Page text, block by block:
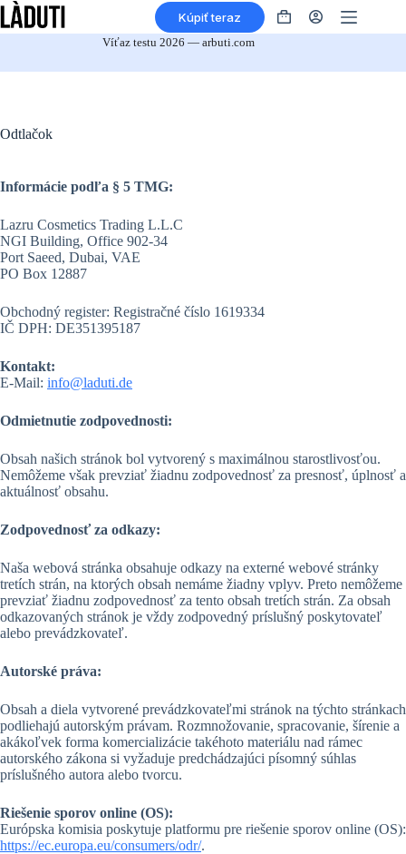
Prejsť
na
Kúpiť teraz
Nákupný
Víťaz testu 2026 — arbuti.com
Odtlačok
Informácie podľa § 5 TMG:
Lazru Cosmetics Trading L.L.C
NGI Building, Office 902-34
Port Saeed, Dubai, VAE
PO Box 12887
Obchodný register: Registračné číslo 1619334
IČ DPH: DE351395187
Kontakt:
E-Mail: info@laduti.de
Odmietnutie zodpovednosti:
Obsah našich stránok bol vytvorený s maximálnou starostlivosťou.
Nemôžeme však prevziať žiadnu zodpovednosť za presnosť, úplnosť a
aktuálnosť obsahu.
Zodpovednosť za odkazy:
Naša webová stránka obsahuje odkazy na externé webové stránky
tretích strán, na ktorých obsah nemáme žiadny vplyv. Preto nemôžeme
prevziať žiadnu zodpovednosť za tento obsah tretích strán. Za obsah
odkazovaných stránok je vždy zodpovedný príslušný poskytovateľ
alebo prevádzkovateľ.
Autorské práva:
Obsah a diela vytvorené prevádzkovateľmi stránok na týchto stránkach
podliehajú autorským právam. Rozmnožovanie, spracovanie, šírenie a
akákoľvek forma komercializácie takéhoto materiálu nad rámec
autorského zákona si vyžaduje predchádzajúci písomný súhlas
príslušného autora alebo tvorcu.
Riešenie sporov online (OS):
Európska komisia poskytuje platformu pre riešenie sporov online (OS):
https://ec.europa.eu/consumers/odr/.